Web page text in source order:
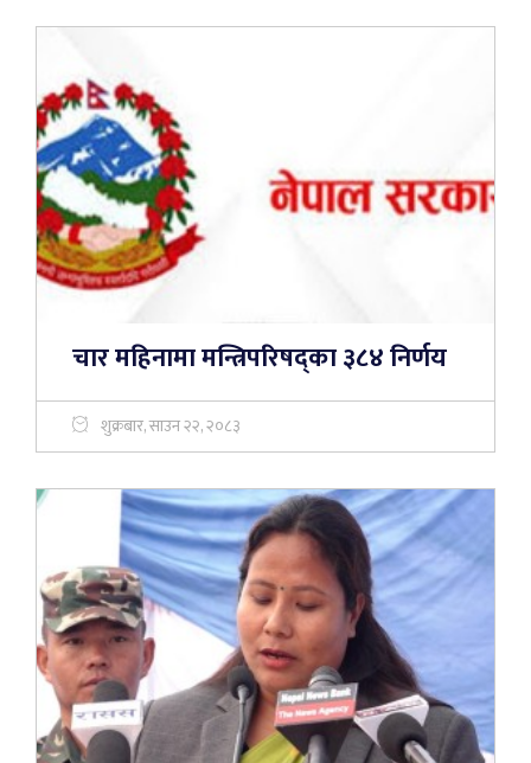
चार महिनामा मन्त्रिपरिषद्का ३८४ निर्णय
शुक्रबार, साउन २२, २०८३